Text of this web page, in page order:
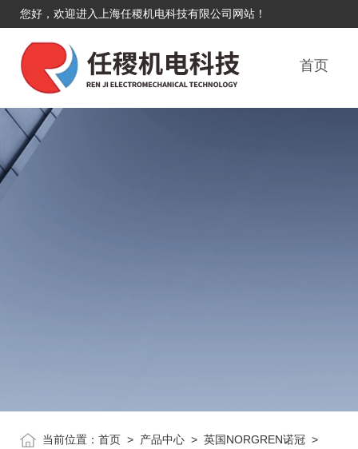
您好，欢迎进入上海任稷机电科技有限公司网站！
首页
当前位置： 首页 > 产品中心 > 英国NORGREN诺冠 >